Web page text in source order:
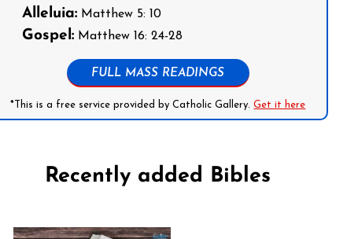
Alleluia:Matthew 5: 10
Gospel:Matthew 16: 24-28
FULL MASS READINGS
*This is a free service provided by Catholic Gallery.Get it here
Recently added Bibles